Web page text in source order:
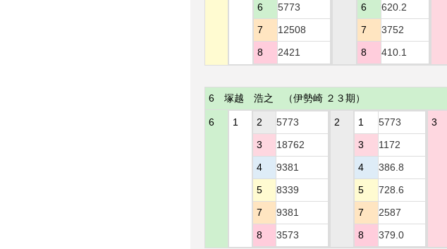
6
5773
7
12508
8
2421
6
620.2
7
3752
8
410.1
6 塚越 浩之 （伊勢崎 ２３期）
6 1 2
5773
3
18762
4
9381
5
8339
7
9381
8
3573
2 1
5773
3
1172
4
386.8
5
728.6
7
2587
8
379.0
3